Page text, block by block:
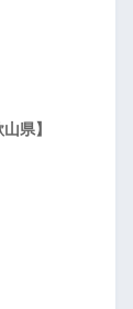
県】